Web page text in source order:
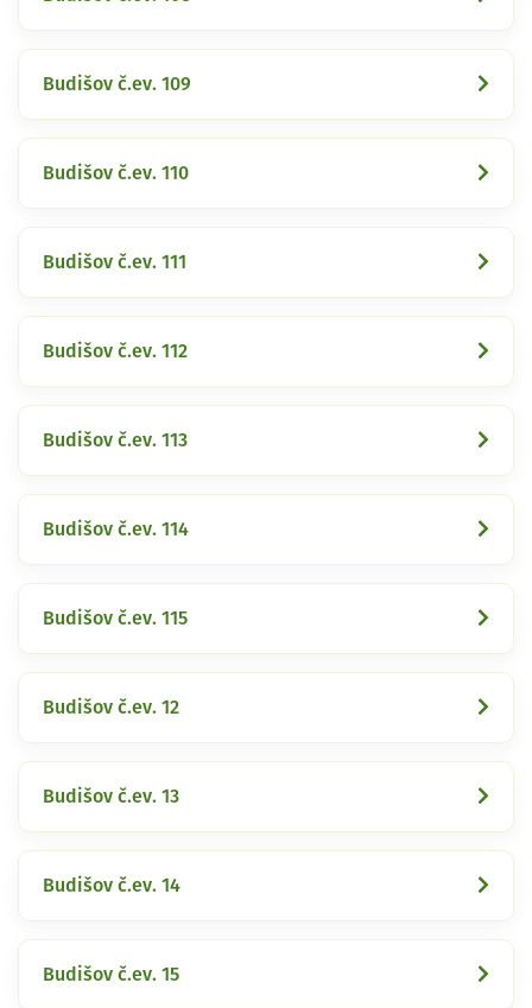
Budišov č.ev. 109
Budišov č.ev. 110
Budišov č.ev. 111
Budišov č.ev. 112
Budišov č.ev. 113
Budišov č.ev. 114
Budišov č.ev. 115
Budišov č.ev. 12
Budišov č.ev. 13
Budišov č.ev. 14
Budišov č.ev. 15